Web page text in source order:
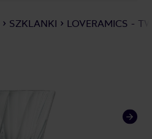
SZKLANKI LOVERAMICS -